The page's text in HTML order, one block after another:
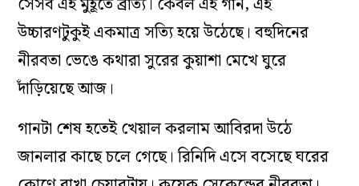
উচ্চারণটুকুই একমাত্র সত্যি হয়ে উঠেছে। বহুদিনের
নীরবতা ভেঙে কথারা সুরের কুয়াশা মেখে ঘুরে
দাঁড়িয়েছে আজ।
গানটা শেষ হতেই খেয়াল করলাম আবিরদা উঠে
জানলার কাছে চলে গেছে। রিনিদি এসে বসেছে ঘরের